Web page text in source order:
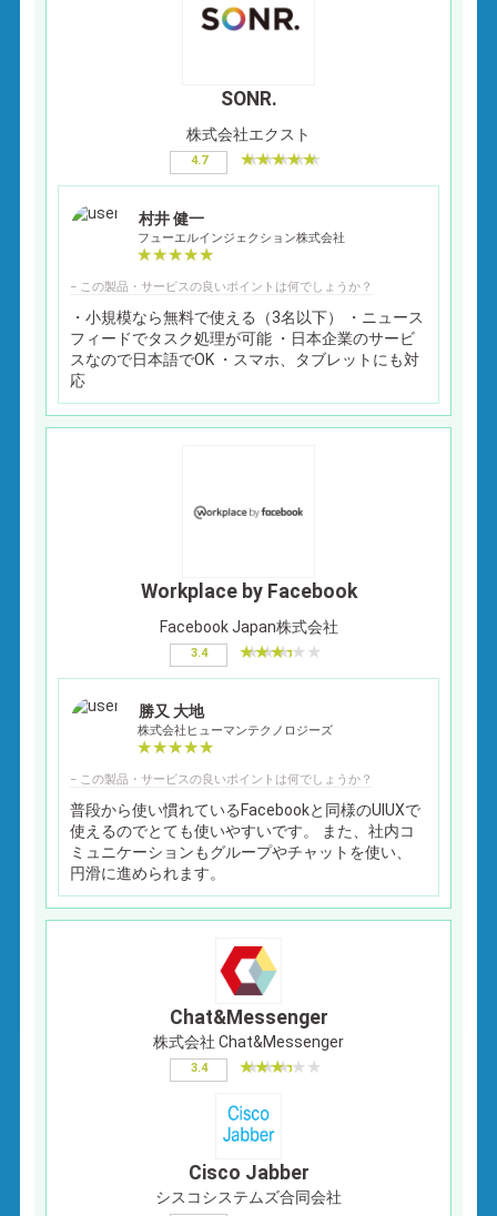
SONR.
株式会社エクスト
4.7
村井 健一
フューエルインジェクション株式会社
− この製品・サービスの良いポイントは何でしょうか？
・小規模なら無料で使える（3名以下） ・ニュース
フィードでタスク処理が可能 ・日本企業のサービ
スなので日本語でOK ・スマホ、タブレットにも対
応
Workplace by Facebook
Facebook Japan株式会社
3.4
勝又 大地
株式会社ヒューマンテクノロジーズ
− この製品・サービスの良いポイントは何でしょうか？
普段から使い慣れているFacebookと同様のUIUXで
使えるのでとても使いやすいです。 また、社内コ
ミュニケーションもグループやチャットを使い、
円滑に進められます。
Chat&Messenger
株式会社 Chat&Messenger
3.4
Cisco Jabber
シスコシステムズ合同会社